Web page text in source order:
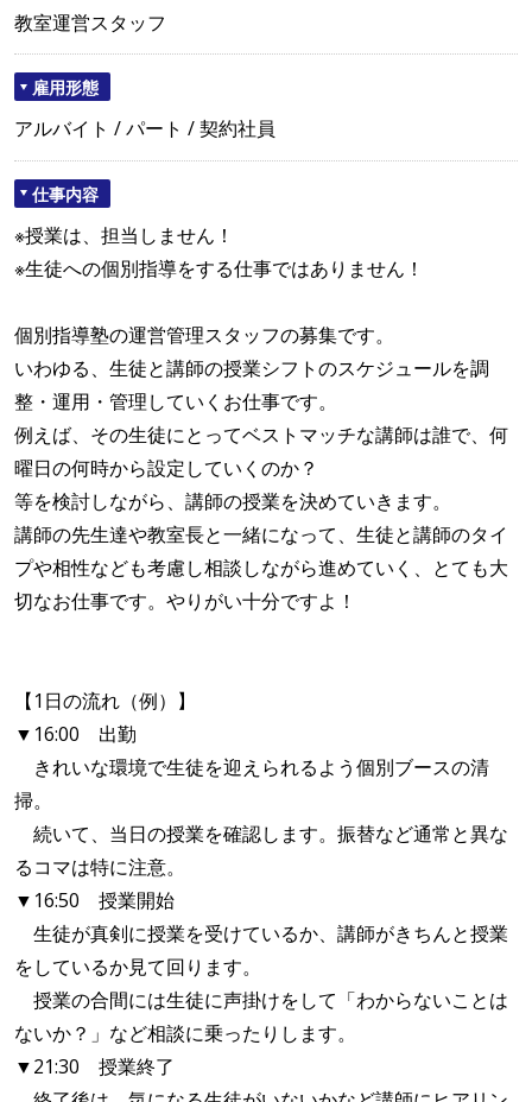
教室運営スタッフ
雇用形態
アルバイト / パート / 契約社員
仕事内容
※授業は、担当しません！
※生徒への個別指導をする仕事ではありません！
個別指導塾の運営管理スタッフの募集です。
いわゆる、生徒と講師の授業シフトのスケジュールを調
整・運用・管理していくお仕事です。
例えば、その生徒にとってベストマッチな講師は誰で、何
曜日の何時から設定していくのか？
等を検討しながら、講師の授業を決めていきます。
講師の先生達や教室長と一緒になって、生徒と講師のタイ
プや相性なども考慮し相談しながら進めていく、とても大
切なお仕事です。やりがい十分ですよ！
【1日の流れ（例）】
▼16:00 出勤
きれいな環境で生徒を迎えられるよう個別ブースの清
掃。
続いて、当日の授業を確認します。振替など通常と異な
るコマは特に注意。
▼16:50 授業開始
生徒が真剣に授業を受けているか、講師がきちんと授業
をしているか見て回ります。
授業の合間には生徒に声掛けをして「わからないことは
ないか？」など相談に乗ったりします。
▼21:30 授業終了